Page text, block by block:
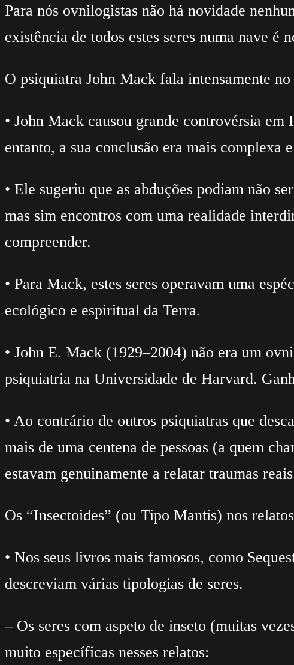
Para nós ovnilogistas não há novidade
existência de todos estes seres numa nave é
O psiquiatra John Mack fala intensamente
• John Mack causou grande controvérsia
entanto, a sua conclusão era mais
• Ele sugeriu que as abduções podiam não
mas sim encontros com uma realidade
compreender.
• Para Mack, estes seres operavam uma
ecológico e espiritual da Terra.
• John E. Mack (1929–2004) não era um
psiquiatria na Universidade de Harvard.
• Ao contrário de outros psiquiatras que
mais de uma centena de pessoas (a quem
estavam genuinamente a relatar traumas
Os “Insectoides” (ou Tipo Mantis) nos
• Nos seus livros mais famosos, como
descreviam várias tipologias de seres.
– Os seres com aspeto de inseto (muitas
muito específicas nesses relatos: